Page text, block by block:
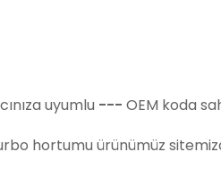
uyumlu --- OEM koda
hortumu ürünümüz